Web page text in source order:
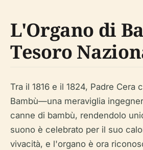
L'Organo di
Tesoro
Tra il 1816 e il 1824, Padre Cera
Bambù—una meraviglia
canne di bambù, rendendolo
suono è celebrato per il suo
vivacità, e l'organo è ora